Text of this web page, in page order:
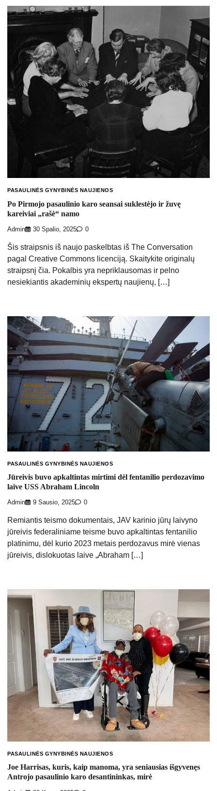
PASAULINĖS GYNYBINĖS NAUJIENOS
Po Pirmojo pasaulinio karo seansai suklestėjo ir žuvę
kareiviai „rašė“ namo
Admin 30 Spalio, 2025 0
Šis straipsnis iš naujo paskelbtas iš The Conversation
pagal Creative Commons licenciją. Skaitykite originalų
straipsnį čia. Pokalbis yra nepriklausomas ir pelno
nesiekiantis akademinių ekspertų naujienų, […]
PASAULINĖS GYNYBINĖS NAUJIENOS
Jūreivis buvo apkaltintas mirtimi dėl fentanilio perdozavimo
laive USS Abraham Lincoln
Admin 9 Sausio, 2025 0
Remiantis teismo dokumentais, JAV karinio jūrų laivyno
jūreivis federaliniame teisme buvo apkaltintas fentanilio
platinimu, dėl kurio 2023 metais perdozavus mirė vienas
jūreivis, dislokuotas laive „Abraham […]
PASAULINĖS GYNYBINĖS NAUJIENOS
Joe Harrisas, kuris, kaip manoma, yra seniausias išgyvenęs
Antrojo pasaulinio karo desantininkas, mirė